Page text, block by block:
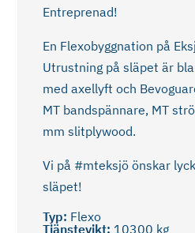
Entreprenad!
En Flexobyggnation på
Utrustning på släpet är
med axellyft och
MT bandspännare, MT
mm slitplywood.
Vi på #mteksjö önskar
släpet!
Typ: Flexo
Tjänstevikt: 10300 kg